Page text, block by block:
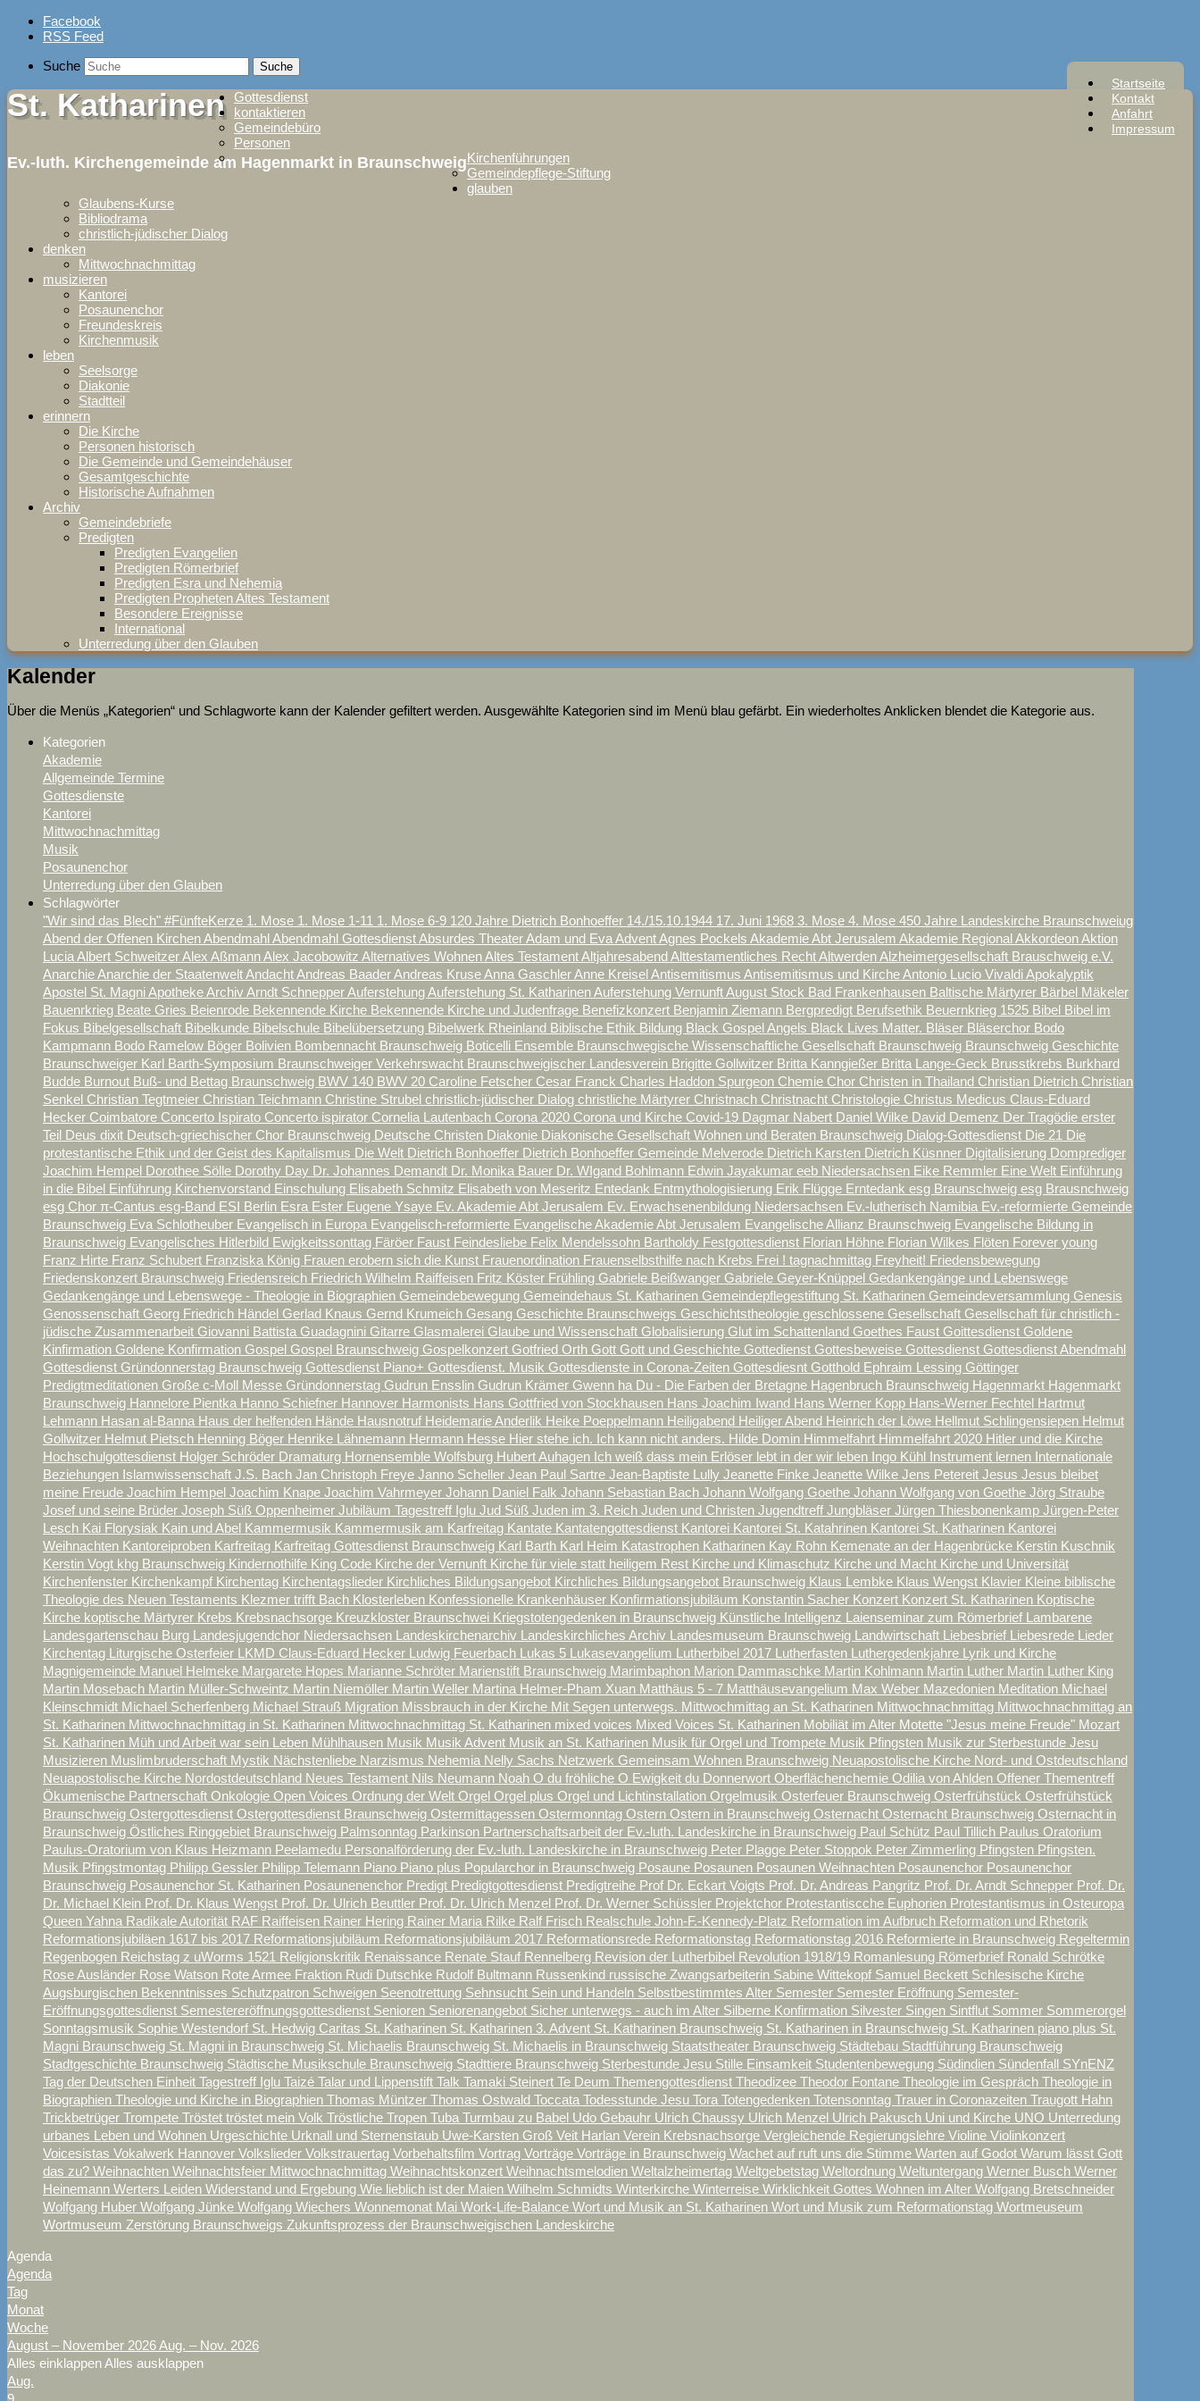
Skip
Facebook
RSS Feed
Startseite
Kontakt
Anfahrt
Impressum
Suche
St. Katharinen
Ev.-luth. Kirchengemeinde am Hagenmarkt in Braunschweig
Gottesdienst
kontaktieren
Gemeindebüro
Personen
Kirchenführungen
Gemeindepflege-Stiftung
glauben
Glaubens-Kurse
Bibliodrama
christlich-jüdischer Dialog
denken
Mittwochnachmittag
musizieren
Kantorei
Posaunenchor
Freundeskreis
Kirchenmusik
leben
Seelsorge
Diakonie
Stadtteil
erinnern
Die Kirche
Personen historisch
Die Gemeinde und Gemeindehäuser
Gesamtgeschichte
Historische Aufnahmen
Archiv
Gemeindebriefe
Predigten
Predigten Evangelien
Predigten Römerbrief
Predigten Esra und Nehemia
Predigten Propheten Altes Testament
Besondere Ereignisse
International
Unterredung über den Glauben
Kalender
Über die Menüs „Kategorien“ und Schlagworte kann der Kalender gefiltert werden. Ausgewählte Kategorien sind im Menü blau gefärbt. Ein wiederholtes Anklicken blendet die Kategorie aus.
Kategorien
Akademie
Allgemeinde Termine
Gottesdienste
Kantorei
Mittwochnachmittag
Musik
Posaunenchor
Unterredung über den Glauben
Schlagwörter
"Wir sind das Blech" #FünfteKerze 1. Mose 1. Mose 1-11 1. Mose 6-9 120 Jahre Dietrich Bonhoeffer 14./15.10.1944 17. Juni 1968 3. Mose 4. Mose 450 Jahre Landeskirche Braunschweiug
Abend der Offenen KirchenAbendmahlAbendmahl GottesdienstAbsurdes TheaterAdam und EvaAdventAgnes Pockels Akademie Abt Jerusalem Akademie RegionalAkkordeonAktion
LuciaAlbert SchweitzerAlex AßmannAlex Jacobowitz Alternatives WohnenAltes TestamentAltjahresabendAlttestamentliches RechtAltwerdenAlzheimergesellschaft Brauschweig e.V.
AnarchieAnarchie der StaatenweltAndachtAndreas BaaderAndreas KruseAnna GaschlerAnne KreiselAntisemitismus Antisemitismus und KircheAntonio Lucio VivaldiApokalyptik
Apostel St. MagniApothekeArchivArndt SchnepperAuferstehungAuferstehung St. KatharinenAuferstehung VernunftAugust Stock Bad Frankenhausen Baltische Märtyrer Bärbel Mäkeler
Bauenrkrieg Beate Gries Beienrode Bekennende Kirche Bekennende Kirche und Judenfrage Benefizkonzert Benjamin Ziemann Bergpredigt Berufsethik Beuernkrieg 1525 Bibel Bibel im
Fokus Bibelgesellschaft Bibelkunde Bibelschule Bibelübersetzung Bibelwerk Rheinland Biblische Ethik Bildung Black Gospel Angels Black Lives Matter. Bläser Bläserchor Bodo
Kampmann Bodo Ramelow Böger Bolivien Bombennacht Braunschweig Boticelli Ensemble Braunschwegische Wissenschaftliche Gesellschaft Braunschweig Braunschweig Geschichte
Braunschweiger Karl Barth-Symposium Braunschweiger Verkehrswacht Braunschweigischer Landesverein Brigitte Gollwitzer Britta Kanngießer Britta Lange-Geck Brusstkrebs Burkhard
Budde Burnout Buß- und Bettag Braunschweig BWV 140 BWV 20 Caroline Fetscher Cesar Franck Charles Haddon Spurgeon Chemie Chor Christen in Thailand Christian Dietrich Christian
Senkel Christian Tegtmeier Christian Teichmann Christine Strubel christlich-jüdischer Dialog christliche Märtyrer Christnach Christnacht Christologie Christus Medicus Claus-Eduard
Hecker Coimbatore Concerto Ispirato Concerto ispirator Cornelia Lautenbach Corona 2020 Corona und Kirche Covid-19 Dagmar Nabert Daniel Wilke David Demenz Der Tragödie erster
Teil Deus dixit Deutsch-griechischer Chor Braunschweig Deutsche Christen Diakonie Diakonische Gesellschaft Wohnen und Beraten Braunschweig Dialog-Gottesdienst Die 21 Die
protestantische Ethik und der Geist des Kapitalismus Die Welt Dietrich Bonhoeffer Dietrich Bonhoeffer Gemeinde Melverode Dietrich Karsten Dietrich Küsnner Digitalisierung Domprediger
Joachim Hempel Dorothee Sölle Dorothy Day Dr. Johannes Demandt Dr. Monika Bauer Dr. WIgand Bohlmann Edwin Jayakumar eeb Niedersachsen Eike Remmler Eine Welt Einführung
in die Bibel Einführung Kirchenvorstand Einschulung Elisabeth Schmitz Elisabeth von Meseritz Entedank Entmythologisierung Erik Flügge Erntedank esg Braunschweig esg Brausnchweig
esg Chor π-Cantus esg-Band ESI Berlin Esra Ester Eugene Ysaye Ev. Akademie Abt Jerusalem Ev. Erwachsenenbildung Niedersachsen Ev.-lutherisch Namibia Ev.-reformierte Gemeinde
Braunschweig Eva Schlotheuber Evangelisch in Europa Evangelisch-reformierte Evangelische Akademie Abt Jerusalem Evangelische Allianz Braunschweig Evangelische Bildung in
Braunschweig Evangelisches Hitlerbild Ewigkeitssonttag Färöer Faust Feindesliebe Felix Mendelssohn Bartholdy Festgottesdienst Florian Höhne Florian Wilkes Flöten Forever young
Franz Hirte Franz Schubert Franziska König Frauen erobern sich die Kunst Frauenordination Frauenselbsthilfe nach Krebs Frei ! tagnachmittag Freyheit! Friedensbewegung
Friedenskonzert Braunschweig Friedensreich Friedrich Wilhelm Raiffeisen Fritz Köster Frühling Gabriele Beißwanger Gabriele Geyer-Knüppel Gedankengänge und Lebenswege
Gedankengänge und Lebenswege - Theologie in Biographien Gemeindebewegung Gemeindehaus St. Katharinen Gemeindepflegestiftung St. Katharinen Gemeindeversammlung Genesis
Genossenschaft Georg Friedrich Händel Gerlad Knaus Gernd Krumeich Gesang Geschichte Braunschweigs Geschichtstheologie geschlossene Gesellschaft Gesellschaft für christlich -
jüdische Zusammenarbeit Giovanni Battista Guadagnini Gitarre Glasmalerei Glaube und Wissenschaft Globalisierung Glut im Schattenland Goethes Faust Goittesdienst Goldene
Kinfirmation Goldene Konfirmation Gospel Gospel Braunschweig Gospelkonzert Gotfried Orth Gott Gott und Geschichte Gottedienst Gottesbeweise Gottesdienst Gottesdienst Abendmahl
Gottesdienst Gründonnerstag Braunschweig Gottesdienst Piano+ Gottesdienst. Musik Gottesdienste in Corona-Zeiten Gottesdiesnt Gotthold Ephraim Lessing Göttinger
Predigtmeditationen Große c-Moll Messe Gründonnerstag Gudrun Ensslin Gudrun Krämer Gwenn ha Du - Die Farben der Bretagne Hagenbruch Braunschweig Hagenmarkt Hagenmarkt
Braunschweig Hannelore Pientka Hanno Schiefner Hannover Harmonists Hans Gottfried von Stockhausen Hans Joachim Iwand Hans Werner Kopp Hans-Werner Fechtel Hartmut
Lehmann Hasan al-Banna Haus der helfenden Hände Hausnotruf Heidemarie Anderlik Heike Poeppelmann Heiligabend Heiliger Abend Heinrich der Löwe Hellmut Schlingensiepen Helmut
Gollwitzer Helmut Pietsch Henning Böger Henrike Lähnemann Hermann Hesse Hier stehe ich. Ich kann nicht anders. Hilde Domin Himmelfahrt Himmelfahrt 2020 Hitler und die Kirche
Hochschulgottesdienst Holger Schröder Dramaturg Hornensemble Wolfsburg Hubert Auhagen Ich weiß dass mein Erlöser lebt in der wir leben Ingo Kühl Instrument lernen Internationale
Beziehungen Islamwissenschaft J.S. Bach Jan Christoph Freye Janno Scheller Jean Paul Sartre Jean-Baptiste Lully Jeanette Finke Jeanette Wilke Jens Petereit Jesus Jesus bleibet
meine Freude Joachim Hempel Joachim Knape Joachim Vahrmeyer Johann Daniel Falk Johann Sebastian Bach Johann Wolfgang Goethe Johann Wolfgang von Goethe Jörg Straube
Josef und seine Brüder Joseph Süß Oppenheimer Jubiläum Tagestreff Iglu Jud Süß Juden im 3. Reich Juden und Christen Jugendtreff Jungbläser Jürgen Thiesbonenkamp Jürgen-Peter
Lesch Kai Florysiak Kain und Abel Kammermusik Kammermusik am Karfreitag Kantate Kantatengottesdienst Kantorei Kantorei St. Katahrinen Kantorei St. Katharinen Kantorei
Weihnachten Kantoreiproben Karfreitag Karfreitag Gottesdienst Braunschweig Karl Barth Karl Heim Katastrophen Katharinen Kay Rohn Kemenate an der Hagenbrücke Kerstin Kuschnik
Kerstin Vogt khg Braunschweig Kindernothilfe King Code Kirche der Vernunft Kirche für viele statt heiligem Rest Kirche und Klimaschutz Kirche und Macht Kirche und Universität
Kirchenfenster Kirchenkampf Kirchentag Kirchentagslieder Kirchliches Bildungsangebot Kirchliches Bildungsangebot Braunschweig Klaus Lembke Klaus Wengst Klavier Kleine biblische
Theologie des Neuen Testaments Klezmer trifft Bach Klosterleben Konfessionelle Krankenhäuser Konfirmationsjubiläum Konstantin Sacher Konzert Konzert St. Katharinen Koptische
Kirche koptische Märtyrer Krebs Krebsnachsorge Kreuzkloster Braunschwei Kriegstotengedenken in Braunschweig Künstliche Intelligenz Laienseminar zum Römerbrief Lambarene
Landesgartenschau Burg Landesjugendchor Niedersachsen Landeskirchenarchiv Landeskirchliches Archiv Landesmuseum Braunschweig Landwirtschaft Liebesbrief Liebesrede Lieder
Kirchentag Liturgische Osterfeier LKMD Claus-Eduard Hecker Ludwig Feuerbach Lukas 5 Lukasevangelium Lutherbibel 2017 Lutherfasten Luthergedenkjahre Lyrik und Kirche
Magnigemeinde Manuel Helmeke Margarete Hopes Marianne Schröter Marienstift Braunschweig Marimbaphon Marion Dammaschke Martin Kohlmann Martin Luther Martin Luther King
Martin Mosebach Martin Müller-Schweintz Martin Niemöller Martin Weller Martina Helmer-Pham Xuan Matthäus 5 - 7 Matthäusevangelium Max Weber Mazedonien Meditation Michael
Kleinschmidt Michael Scherfenberg Michael Strauß Migration Missbrauch in der Kirche Mit Segen unterwegs. Mittwochmittag an St. Katharinen Mittwochnachmittag Mittwochnachmittag an
St. Katharinen Mittwochnachmittag in St. Katharinen Mittwochnachmittag St. Katharinen mixed voices Mixed Voices St. Katharinen Mobiliät im Alter Motette "Jesus meine Freude" Mozart
St. Katharinen Müh und Arbeit war sein Leben Mühlhausen Musik Musik Advent Musik an St. Katharinen Musik für Orgel und Trompete Musik Pfingsten Musik zur Sterbestunde Jesu
Musizieren Muslimbruderschaft Mystik Nächstenliebe Narzismus Nehemia Nelly Sachs Netzwerk Gemeinsam Wohnen Braunschweig Neuapostolische Kirche Nord- und Ostdeutschland
Neuapostolische Kirche Nordostdeutschland Neues Testament Nils Neumann Noah O du fröhliche O Ewigkeit du Donnerwort Oberflächenchemie Odilia von Ahlden Offener Thementreff
Ökumenische Partnerschaft Onkologie Open Voices Ordnung der Welt Orgel Orgel plus Orgel und Lichtinstallation Orgelmusik Osterfeuer Braunschweig Osterfrühstück Osterfrühstück
Braunschweig Ostergottesdienst Ostergottesdienst Braunschweig Ostermittagessen Ostermonntag Ostern Ostern in Braunschweig Osternacht Osternacht Braunschweig Osternacht in
Braunschweig Östliches Ringgebiet Braunschweig Palmsonntag Parkinson Partnerschaftsarbeit der Ev.-luth. Landeskirche in Braunschweig Paul Schütz Paul Tillich Paulus Oratorium
Paulus-Oratorium von Klaus Heizmann Peelamedu Personalförderung der Ev.-luth. Landeskirche in Braunschweig Peter Plagge Peter Stoppok Peter Zimmerling Pfingsten Pfingsten.
Musik Pfingstmontag Philipp Gessler Philipp Telemann Piano Piano plus Popularchor in Braunschweig Posaune Posaunen Posaunen Weihnachten Posaunenchor Posaunenchor
Braunschweig Posaunenchor St. Katharinen Posaunenenchor Predigt Predigtgottesdienst Predigtreihe Prof Dr. Eckart Voigts Prof. Dr. Andreas Pangritz Prof. Dr. Arndt Schnepper Prof. Dr.
Dr. Michael Klein Prof. Dr. Klaus Wengst Prof. Dr. Ulrich Beuttler Prof. Dr. Ulrich Menzel Prof. Dr. Werner Schüssler Projektchor Protestantiscche Euphorien Protestantismus in Osteuropa
Queen Yahna Radikale Autorität RAF Raiffeisen Rainer Hering Rainer Maria Rilke Ralf Frisch Realschule John-F.-Kennedy-Platz Reformation im Aufbruch Reformation und Rhetorik
Reformationsjubiläen 1617 bis 2017 Reformationsjubiläum Reformationsjubiläum 2017 Reformationsrede Reformationstag Reformationstag 2016 Reformierte in Braunschweig Regeltermin
Regenbogen Reichstag z uWorms 1521 Religionskritik Renaissance Renate Stauf Rennelberg Revision der Lutherbibel Revolution 1918/19 Romanlesung Römerbrief Ronald Schrötke
Rose Ausländer Rose Watson Rote Armee Fraktion Rudi Dutschke Rudolf Bultmann Russenkind russische Zwangsarbeiterin Sabine Wittekopf Samuel Beckett Schlesische Kirche
Augsburgischen Bekenntnisses Schutzpatron Schweigen Seenotrettung Sehnsucht Sein und Handeln Selbstbestimmtes Alter Semester Semester Eröffnung Semester-
Eröffnungsgottesdienst Semestereröffnungsgottesdienst Senioren Seniorenangebot Sicher unterwegs - auch im Alter Silberne Konfirmation Silvester Singen Sintflut Sommer Sommerorgel
Sonntagsmusik Sophie Westendorf St. Hedwig Caritas St. Katharinen St. Katharinen 3. Advent St. Katharinen Braunschweig St. Katharinen in Braunschweig St. Katharinen piano plus St.
Magni Braunschweig St. Magni in Braunschweig St. Michaelis Braunschweig St. Michaelis in Braunschweig Staatstheater Braunschweig Städtebau Stadtführung Braunschweig
Stadtgeschichte Braunschweig Städtische Musikschule Braunschweig Stadttiere Braunschweig Sterbestunde Jesu Stille Einsamkeit Studentenbewegung Südindien Sündenfall SYnENZ
Tag der Deutschen Einheit Tagestreff Iglu Taizé Talar und Lippenstift Talk Tamaki Steinert Te Deum Themengottesdienst Theodizee Theodor Fontane Theologie im Gespräch Theologie in
Biographien Theologie und Kirche in Biographien Thomas Müntzer Thomas Ostwald Toccata Todesstunde Jesu Tora Totengedenken Totensonntag Trauer in Coronazeiten Traugott Hahn
Trickbetrüger Trompete Tröstet tröstet mein Volk Tröstliche Tropen Tuba Turmbau zu Babel Udo Gebauhr Ulrich Chaussy Ulrich Menzel Ulrich Pakusch Uni und Kirche UNO Unterredung
urbanes Leben und Wohnen Urgeschichte Urknall und Sternenstaub Uwe-Karsten Groß Veit Harlan Verein Krebsnachsorge Vergleichende Regierungslehre Violine Violinkonzert
Voicesistas Vokalwerk Hannover Volkslieder Volkstrauertag Vorbehaltsfilm Vortrag Vorträge Vorträge in Braunschweig Wachet auf ruft uns die Stimme Warten auf Godot Warum lässt Gott
das zu? Weihnachten Weihnachtsfeier Mittwochnachmittag Weihnachtskonzert Weihnachtsmelodien Weltalzheimertag Weltgebetstag Weltordnung Weltuntergang Werner Busch Werner
Heinemann Werters Leiden Widerstand und Ergebung Wie lieblich ist der Maien Wilhelm Schmidts Winterkirche Winterreise Wirklichkeit Gottes Wohnen im Alter Wolfgang Bretschneider
Wolfgang Huber Wolfgang Jünke Wolfgang Wiechers Wonnemonat Mai Work-Life-Balance Wort und Musik an St. Katharinen Wort und Musik zum Reformationstag Wortmeuseum
Wortmuseum Zerstörung Braunschweigs Zukunftsprozess der Braunschweigischen Landeskirche
Agenda
Agenda
Tag
Monat
Woche
August – November 2026Aug. – Nov. 2026
Alles einklappenAlles ausklappen
Aug.